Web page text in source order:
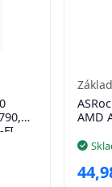
FI
AMD